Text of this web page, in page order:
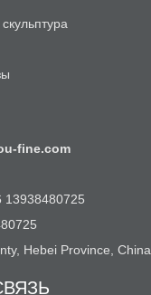
fine.com
13938480725
Hebei Province, China.